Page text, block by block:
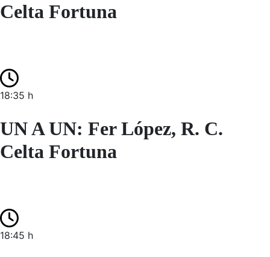
Celta Fortuna
18:35 h
UN A UN: Fer López, R. C.
Celta Fortuna
18:45 h